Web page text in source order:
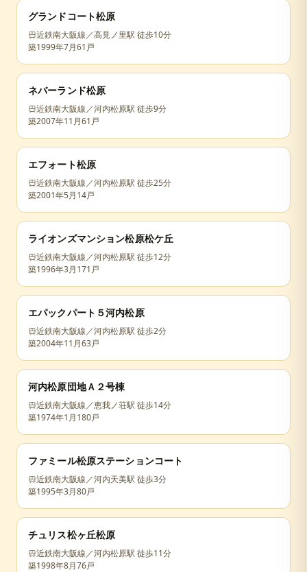
グランドコート松原
近鉄南大阪線／高見ノ里駅 徒歩10分
築1999年7月61戸
ネバーランド松原
近鉄南大阪線／河内松原駅 徒歩9分
築2007年11月61戸
エフォート松原
近鉄南大阪線／河内松原駅 徒歩25分
築2001年5月14戸
ライオンズマンション松原松ケ丘
近鉄南大阪線／河内松原駅 徒歩12分
築1996年3月171戸
エパックパート５河内松原
近鉄南大阪線／河内松原駅 徒歩2分
築2004年11月63戸
河内松原団地Ａ２号棟
近鉄南大阪線／恵我ノ荘駅 徒歩14分
築1974年1月180戸
ファミール松原ステーションコート
近鉄南大阪線／河内天美駅 徒歩3分
築1995年3月80戸
チュリス松ヶ丘松原
近鉄南大阪線／河内松原駅 徒歩11分
築1998年8月76戸